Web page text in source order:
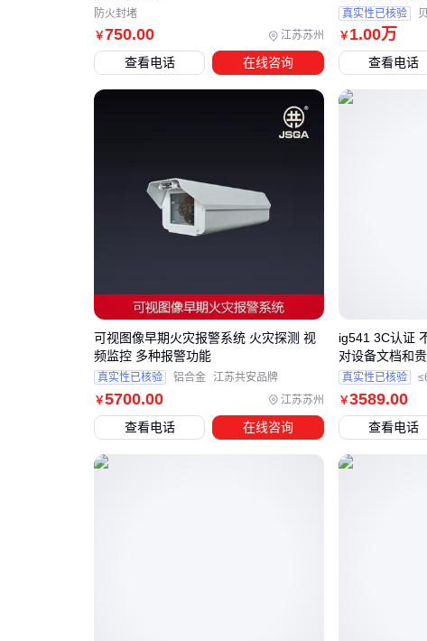
￥750.00 江苏苏州
防火封堵
查看电话 在线咨询
￥ 1.00万
真实性已核验
查看电话
￥5700.00 江苏苏州
可视图像早期火灾报警系统 火灾探测 视
频监控 多种报警功能
真实性已核验 铝合金 江苏共安品牌
查看电话 在线咨询
￥3589.00
ig541 3C认证
对设备文档和
真实性已核验
查看电话